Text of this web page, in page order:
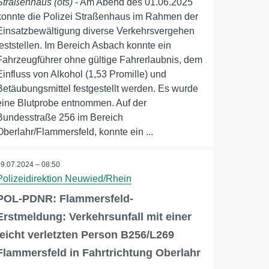
(ots) - Am Abend des 01.06.2025
die Polizei Straßenhaus im Rahmen der
diverse Verkehrsvergehen
Im Bereich Asbach konnte ein
ohne gültige Fahrerlaubnis, dem
von Alkohol (1,53 Promille) und
festgestellt werden. Es wurde
Blutprobe entnommen. Auf der
256 im Bereich
Flammersfeld, konnte ein ...
– 08:50
Neuwied/Rhein
PDNR: Flammersfeld-
Verkehrsunfall mit einer
verletzten Person B256/L269
in Fahrtrichtung Oberlahr